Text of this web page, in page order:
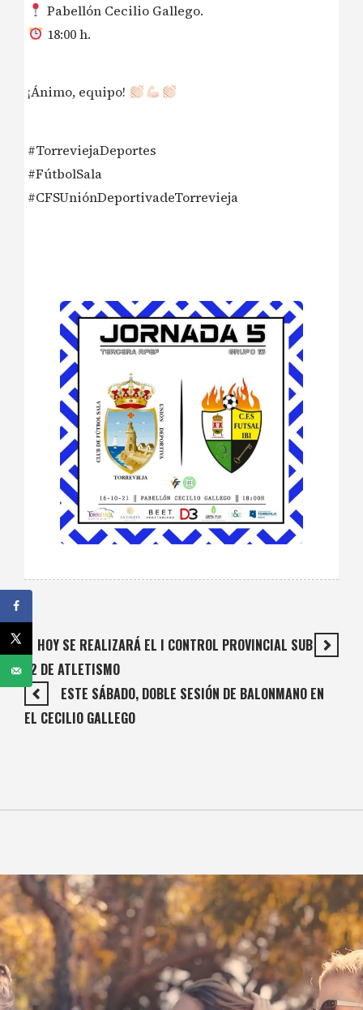
Pabellón Cecilio Gallego.
18:00 h.
¡Ánimo, equipo!
#TorreviejaDeportes
#FútbolSala
#CFSUniónDeportivadeTorrevieja
HOY SE REALIZARÁ EL I CONTROL PROVINCIAL SUB
12 DE ATLETISMO
ESTE SÁBADO, DOBLE SESIÓN DE BALONMANO EN
EL CECILIO GALLEGO